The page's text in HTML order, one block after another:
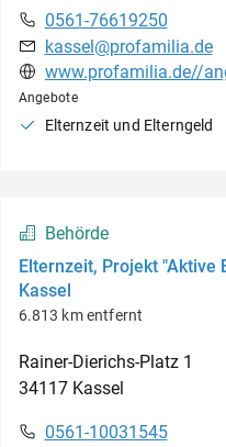
0561-76619250
kassel@profamilia.de
Angebote
Elternzeit und Elterngeld
Behörde
Elternzeit, Projekt "Aktive
Kassel
6.813 km entfernt
Rainer-Dierichs-Platz 1
34117 Kassel
0561-10031545